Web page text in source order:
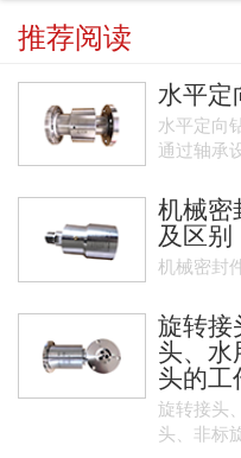
推荐阅读
水平定
水平定向
通过轴承
在密封接
机械密
及区别
机械密封
旋转接
头、水
头的工
旋转接头
头、非标